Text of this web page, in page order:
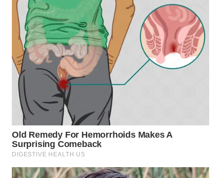
WN
SEMARANG
WN
SOLO
BOROBUDUR
WN
MADURA
WN